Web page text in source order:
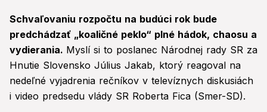
Schvaľovaniu rozpočtu na budúci rok bude
predchádzať „koaličné peklo“ plné hádok, chaosu a
vydierania. Myslí si to poslanec Národnej rady SR za
Hnutie Slovensko Július Jakab, ktorý reagoval na
nedeľné vyjadrenia rečníkov v televíznych diskusiách
i video predsedu vlády SR Roberta Fica (Smer-SD).